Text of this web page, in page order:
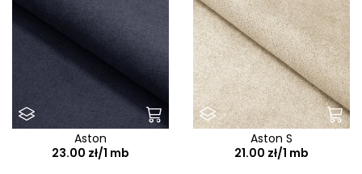
Aston
23.00 zł/1 mb
Aston S
21.00 zł/1 mb